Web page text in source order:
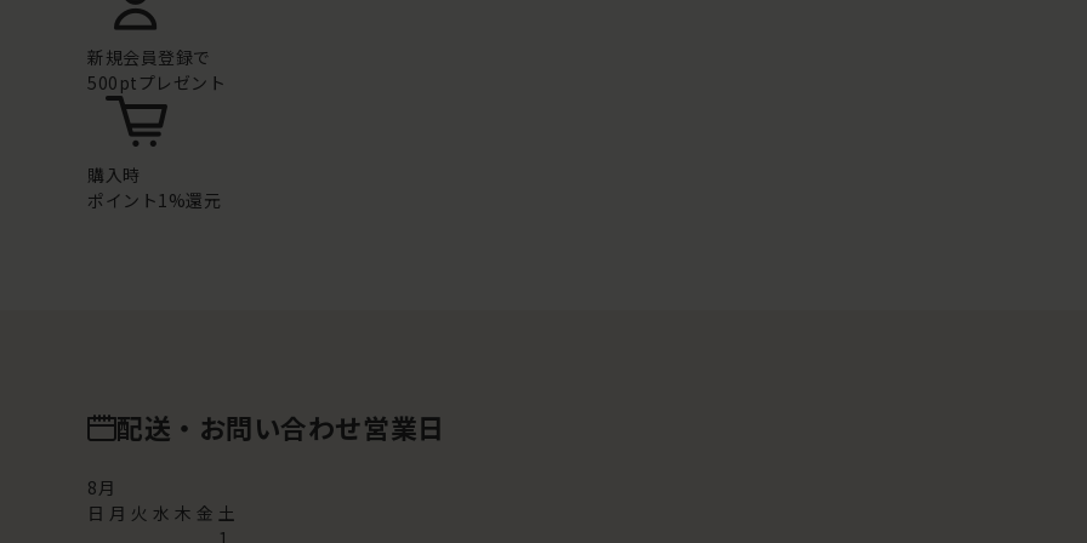
新規会員登録で
500ptプレゼント
購入時
ポイント1%還元
配送・お問い合わせ営業日
8月
日 月 火 水 木 金 土